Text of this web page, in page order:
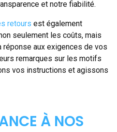
et notre fiabilité.
retours est également
seulement les coûts, mais
aux exigences de vos
remarques sur les motifs
vos instructions et agissons
À NOS